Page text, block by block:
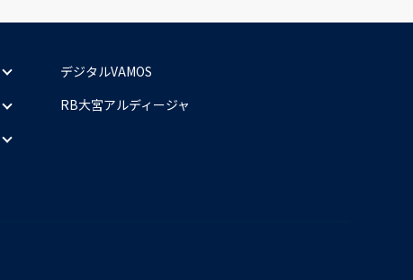
デジタルVAMOS
RB大宮アルディージャ